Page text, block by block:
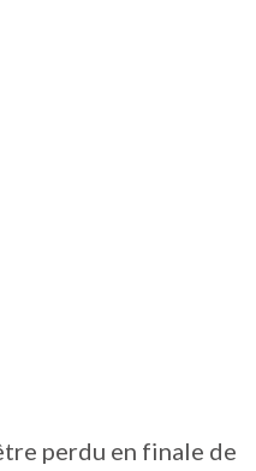
perdu en finale de